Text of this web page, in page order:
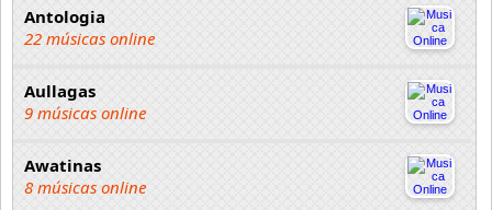
Antologia
22 músicas online
Aullagas
9 músicas online
Awatinas
8 músicas online